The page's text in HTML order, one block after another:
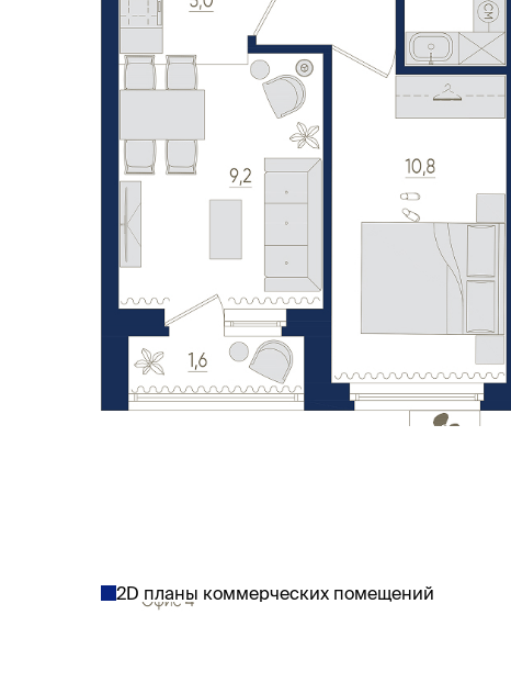
2D планы коммерческих помещений